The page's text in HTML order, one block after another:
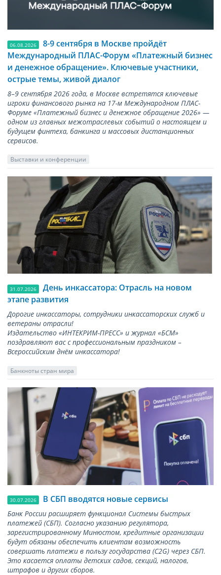
06.08.2026
8-9 сентября в Москве пройдёт
Международный ПЛАС-Форум «Платежный бизнес
и денежное обращение». Ключевые участники,
острые темы, живой диалог
8–9 сентября 2026 года, в Москве встретятся ключевые
игроки финансового рынка на 17-м Международном ПЛАС-
Форуме «Платежный бизнес и денежное обращение 2026» —
одном из главных межотраслевых событий о настоящем и
будущем финтеха, банкинга и массовых дистанционных
сервисов.
Выставки и конференции
31.07.2026
День инкассатора: Отрасль на новом
этапе развития
Дорогие инкассаторы, сотрудники инкассаторских служб и
ветераны отрасли!
Издательство «ИНТЕКРИМ-ПРЕСС» и журнал «БСМ»
поздравляют вас с профессиональным праздником –
Всероссийским днём инкассатора!
Банкноты стран мира
30.07.2026 В СБП вводятся новые сервисы
Банк России расширяет функционал Системы быстрых
платежей (СБП). Согласно указанию регулятора,
зарегистрированному Минюстом, кредитные организации
будут обязаны обеспечить клиентам возможность
совершать платежи в пользу государства (С2G) через СБП.
Это касается оплаты детских садов, секций, налогов,
штрафов и других сборов.